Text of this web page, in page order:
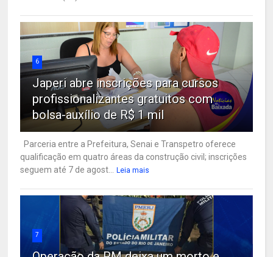
6
Japeri abre inscrições para cursos
profissionalizantes gratuitos com
bolsa-auxílio de R$ 1 mil
Parceria entre a Prefeitura, Senai e Transpetro oferece
qualificação em quatro áreas da construção civil; inscrições
seguem até 7 de agost...
Leia mais
7